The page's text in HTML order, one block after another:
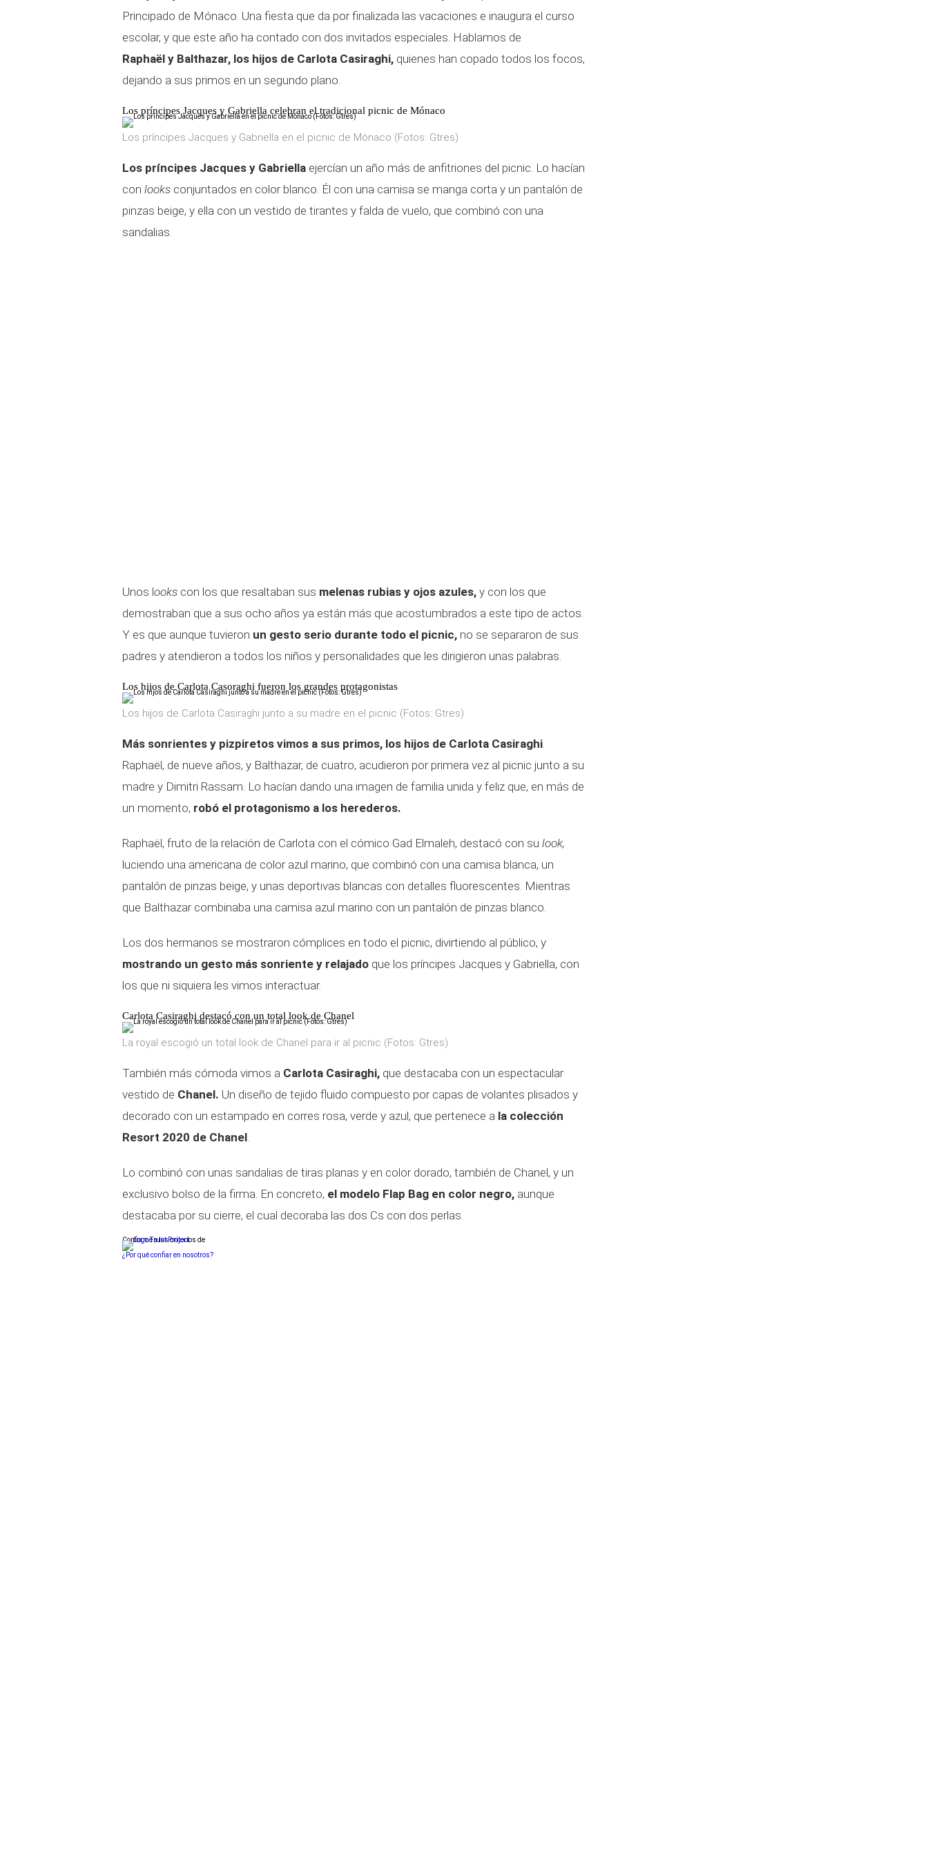
Principado de Mónaco. Una fiesta que da por finalizada las vacaciones e inaugura el curso
escolar, y que este año ha contado con dos invitados especiales. Hablamos de
Raphaël y Balthazar, los hijos de Carlota Casiraghi, quienes han copado todos los focos,
dejando a sus primos en un segundo plano.
Los príncipes Jacques y Gabriella celebran el tradicional picnic de Mónaco
Los príncipes Jacques y Gabriella en el picnic de Mónaco (Fotos: Gtres)
Los príncipes Jacques y Gabriella ejercían un año más de anfitriones del picnic. Lo hacían
con looks conjuntados en color blanco. Él con una camisa se manga corta y un pantalón de
pinzas beige, y ella con un vestido de tirantes y falda de vuelo, que combinó con una
sandalias.
Unos looks con los que resaltaban sus melenas rubias y ojos azules, y con los que
demostraban que a sus ocho años ya están más que acostumbrados a este tipo de actos.
Y es que aunque tuvieron un gesto serio durante todo el picnic, no se separaron de sus
padres y atendieron a todos los niños y personalidades que les dirigieron unas palabras.
Los hijos de Carlota Casoraghi fueron los grandes protagonistas
Los hijos de Carlota Casiraghi junto a su madre en el picnic (Fotos: Gtres)
Más sonrientes y pizpiretos vimos a sus primos, los hijos de Carlota Casiraghi.
Raphaël, de nueve años, y Balthazar, de cuatro, acudieron por primera vez al picnic junto a su
madre y Dimitri Rassam. Lo hacían dando una imagen de familia unida y feliz que, en más de
un momento, robó el protagonismo a los herederos.
Raphaël, fruto de la relación de Carlota con el cómico Gad Elmaleh, destacó con su look,
luciendo una americana de color azul marino, que combinó con una camisa blanca, un
pantalón de pinzas beige, y unas deportivas blancas con detalles fluorescentes. Mientras
que Balthazar combinaba una camisa azul marino con un pantalón de pinzas blanco.
Los dos hermanos se mostraron cómplices en todo el picnic, divirtiendo al público, y
mostrando un gesto más sonriente y relajado que los príncipes Jacques y Gabriella, con
los que ni siquiera les vimos interactuar.
Carlota Casiraghi destacó con un total look de Chanel
La royal escogió un total look de Chanel para ir al picnic (Fotos: Gtres)
También más cómoda vimos a Carlota Casiraghi, que destacaba con un espectacular
vestido de Chanel. Un diseño de tejido fluido compuesto por capas de volantes plisados y
decorado con un estampado en corres rosa, verde y azul, que pertenece a la colección
Resort 2020 de Chanel.
Lo combinó con unas sandalias de tiras planas y en color dorado, también de Chanel, y un
exclusivo bolso de la firma. En concreto, el modelo Flap Bag en color negro, aunque
destacaba por su cierre, el cual decoraba las dos Cs con dos perlas.
Conforme a los criterios de
¿Por qué confiar en nosotros?